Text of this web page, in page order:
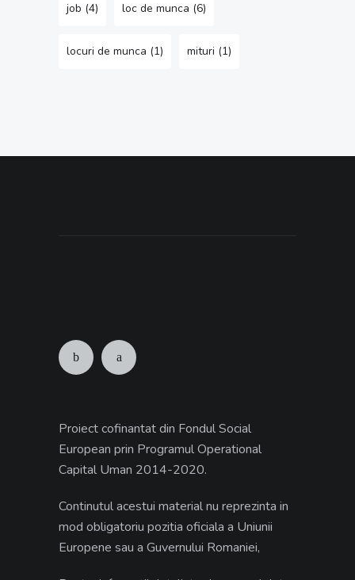
job (4) loc de munca (6)
locuri de munca (1) mituri (1)
Proiect cofinantat din Fondul Social
European prin Programul Operational
Capital Uman 2014-2020.
Continutul acestui material nu reprezinta in
mod obligatoriu pozitia oficiala a Uniunii
Europene sau a Guvernului Romaniei,